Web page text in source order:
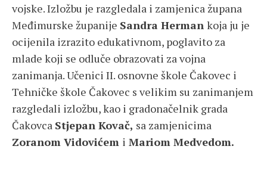
vojske. Izložbu je razgledala i zamjenica župana
Međimurske županije Sandra Herman koja ju je
ocijenila izrazito edukativnom, poglavito za
mlade koji se odluče obrazovati za vojna
zanimanja. Učenici II. osnovne škole Čakovec i
Tehničke škole Čakovec s velikim su zanimanjem
razgledali izložbu, kao i gradonačelnik grada
Čakovca Stjepan Kovač, sa zamjenicima
Zoranom Vidovićem i Mariom Medvedom.